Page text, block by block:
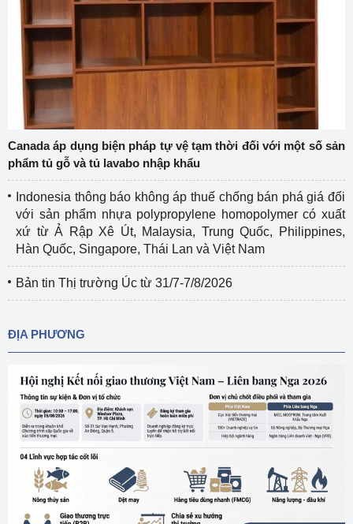
Canada áp dụng biện pháp tự vệ tạm thời đối với một số sản
phẩm tủ gỗ và tủ lavabo nhập khẩu
Indonesia thông báo không áp thuế chống bán phá giá đối
với sản phẩm nhựa polypropylene homopolymer có xuất
xứ từ Ả Rập Xê Út, Malaysia, Trung Quốc, Philippines,
Hàn Quốc, Singapore, Thái Lan và Việt Nam
Bản tin Thị trường Úc từ 31/7-7/8/2026
ĐỊA PHƯƠNG